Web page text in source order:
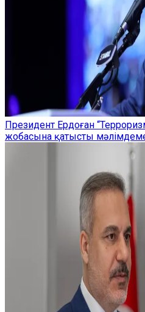
Президент Ердоған
жобасына қатысты